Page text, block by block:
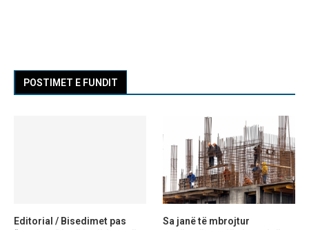
POSTIMET E FUNDIT
Editorial / Bisedimet pas
Sa janë të mbrojtur